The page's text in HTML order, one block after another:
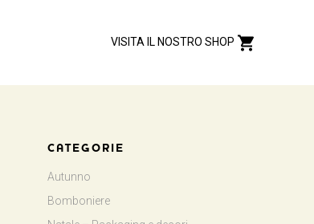
VISITA IL NOSTRO SHOP
CATEGORIE
Autunno
Bomboniere